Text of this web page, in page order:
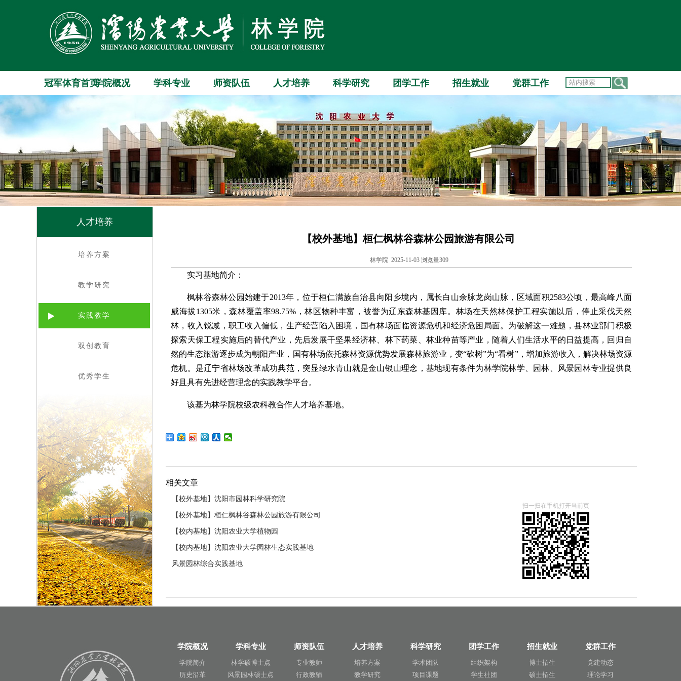
冠军体育首页学院概况 学科专业 师资队伍 人才培养 科学研究 团学工作 招生就业 党群工作
人才培养
培养方案
教学研究
实践教学
双创教育
优秀学生
【校外基地】桓仁枫林谷森林公园旅游有限公司
林学院 2025-11-03 浏览量309
实习基地简介：
枫林谷森林公园始建于2013年，位于桓仁满族自治县向阳乡境内，属长白山余脉龙岗山脉，区域面积2583公顷，最高峰八面
威海拔1305米，森林覆盖率98.75%，林区物种丰富，被誉为辽东森林基因库。林场在天然林保护工程实施以后，停止采伐天然
林，收入锐减，职工收入偏低，生产经营陷入困境，国有林场面临资源危机和经济危困局面。为破解这一难题，县林业部门积极
探索天保工程实施后的替代产业，先后发展干坚果经济林、林下药菜、林业种苗等产业，随着人们生活水平的日益提高，回归自
然的生态旅游逐步成为朝阳产业，国有林场依托森林资源优势发展森林旅游业，变“砍树”为“看树”，增加旅游收入，解决林场资源
危机。是辽宁省林场改革成功典范，突显绿水青山就是金山银山理念，基地现有条件为林学院林学、园林、风景园林专业提供良
好且具有先进经营理念的实践教学平台。
该基为林学院校级农科教合作人才培养基地。
相关文章
【校外基地】沈阳市园林科学研究院
【校外基地】桓仁枫林谷森林公园旅游有限公司
【校内基地】沈阳农业大学植物园
【校内基地】沈阳农业大学园林生态实践基地
风景园林综合实践基地
扫一扫在手机打开当前页
学院概况
学院简介
历史沿革
学科专业
林学硕博士点
风景园林硕士点
师资队伍
专业教师
行政教辅
人才培养
培养方案
教学研究
科学研究
学术团队
项目课题
团学工作
组织架构
学生社团
招生就业
博士招生
硕士招生
党群工作
党建动态
理论学习